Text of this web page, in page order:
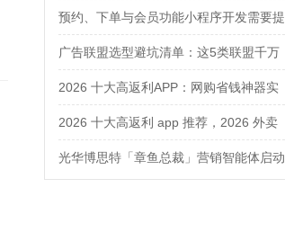
业、协作、具身三箭齐发
预约、下单与会员功能小程序开发需要提
前确认什么
广告联盟选型避坑清单：这5类联盟千万
别碰
2026 十大高返利APP：网购省钱神器实
测对比
2026 十大高返利 app 推荐，2026 外卖
优惠券在哪领？网购平价神器测评
光华博思特「章鱼总裁」营销智能体启动